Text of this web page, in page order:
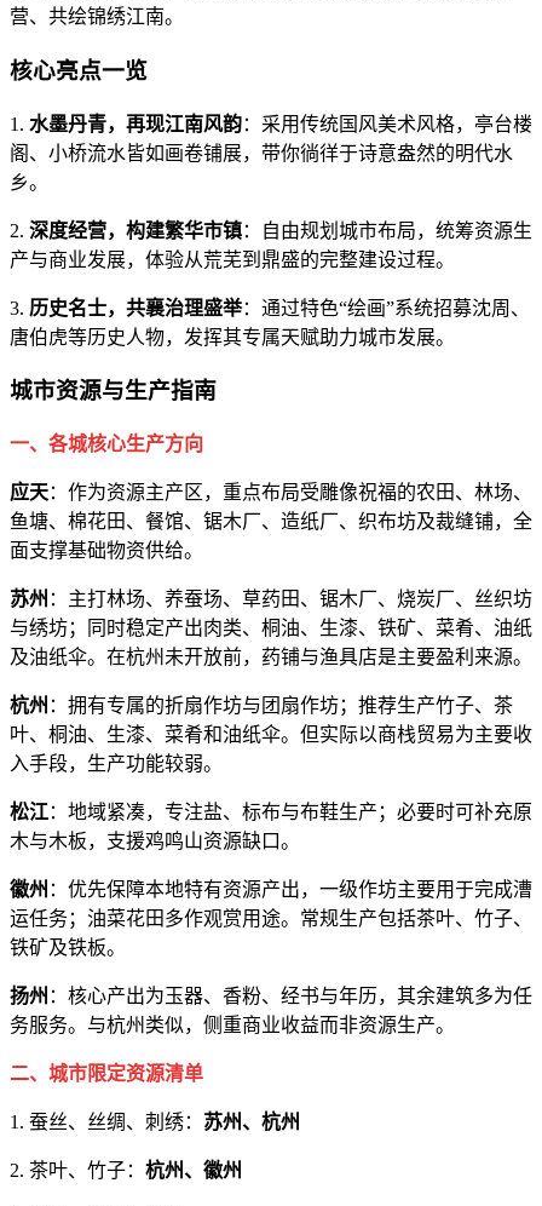
营、共绘锦绣江南。
核心亮点一览
1. 水墨丹青，再现江南风韵：采用传统国风美术风格，亭台楼
阁、小桥流水皆如画卷铺展，带你徜徉于诗意盎然的明代水
乡。
2. 深度经营，构建繁华市镇：自由规划城市布局，统筹资源生
产与商业发展，体验从荒芜到鼎盛的完整建设过程。
3. 历史名士，共襄治理盛举：通过特色“绘画”系统招募沈周、
唐伯虎等历史人物，发挥其专属天赋助力城市发展。
城市资源与生产指南
一、各城核心生产方向
应天：作为资源主产区，重点布局受雕像祝福的农田、林场、
鱼塘、棉花田、餐馆、锯木厂、造纸厂、织布坊及裁缝铺，全
面支撑基础物资供给。
苏州 ：主打林场、养蚕场、草药田、锯木厂、烧炭厂、丝织坊
与绣坊；同时稳定产出肉类、桐油、生漆、铁矿、菜肴、油纸
及油纸伞。在杭州未开放前，药铺与渔具店是主要盈利来源。
杭州 ：拥有专属的折扇作坊与团扇作坊；推荐生产竹子、茶
叶、桐油、生漆、菜肴和油纸伞。但实际以商栈贸易为主要收
入手段，生产功能较弱。
松江：地域紧凑，专注盐、标布与布鞋生产；必要时可补充原
木与木板，支援鸡鸣山资源缺口。
徽州 ：优先保障本地特有资源产出，一级作坊主要用于完成漕
运任务；油菜花田多作观赏用途。常规生产包括茶叶、竹子、
铁矿及铁板。
扬州 ：核心产出为玉器、香粉、经书与年历，其余建筑多为任
务服务。与杭州类似，侧重商业收益而非资源生产。
二、城市限定资源清单
1. 蚕丝、丝绸、刺绣： 苏州、杭州
2. 茶叶、竹子： 杭州、徽州